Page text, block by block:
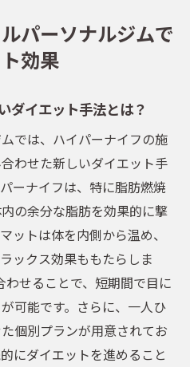
トレーニングの相乗効果
る無理のないダイエッ
ーニング環境の魅力
パーナイフで目指す理想
は？その特長と効果
向けた個別プランニング
イクをサポートする技術
提供される最新ケア
成功事例
ジム選びのポイント
らす健康的なボディメイ
パーソナルジムで
効果
ダイエット手法とは？
では、ハイパーナイフの施
わせた新しいダイエット手
ーナイフは、特に脂肪燃焼
の余分な脂肪を効果的に撃
ットは体を内側から温め、
ックス効果ももたらしま
わせることで、短期間で目に
可能です。さらに、一人ひ
個別プランが用意されてお
にダイエットを進めること